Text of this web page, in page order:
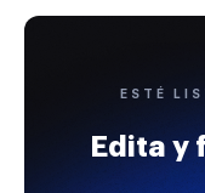
ESTÉ
Edita y